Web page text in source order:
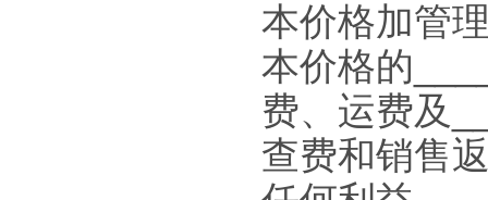
本价格加管
本价格的
费、运费及
查费和销售